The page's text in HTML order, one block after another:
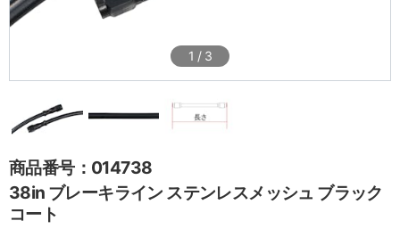
1 / 3
商品番号：014738
38in ブレーキライン ステンレスメッシュ ブラック
コート